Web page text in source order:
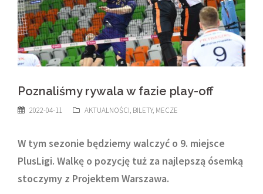
Poznaliśmy rywala w fazie play-off
2022-04-11 AKTUALNOŚCI, BILETY, MECZE
W tym sezonie będziemy walczyć o 9. miejsce
PlusLigi. Walkę o pozycję tuż za najlepszą ósemką
stoczymy z Projektem Warszawa.